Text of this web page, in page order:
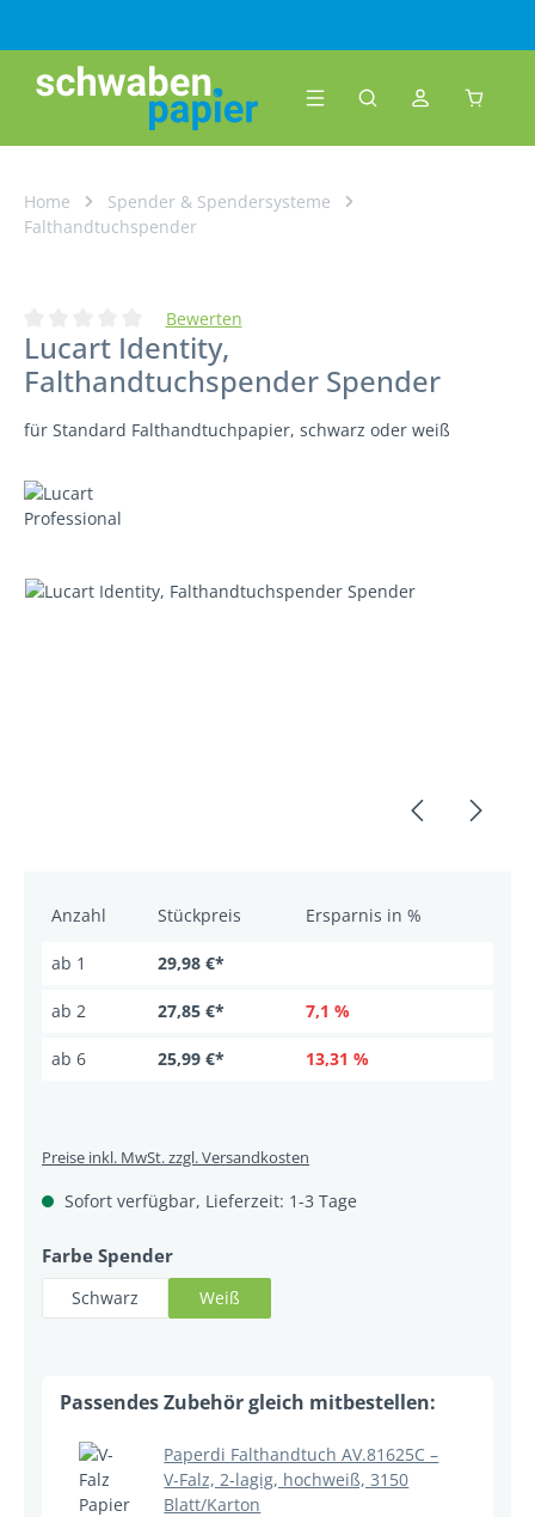
Home
Spender & Spendersysteme
Falthandtuchspender
Durchschnittliche Bewertung von 0 von 5 Sternen
Bewerten
Lucart Identity,
Falthandtuchspender Spender
für Standard Falthandtuchpapier, schwarz oder weiß
Bildergalerie überspringen
Anzahl Stückpreis Ersparnis in %
ab 1 29,98 €*
ab 2 27,85 €* 7,1 %
ab 6 25,99 €* 13,31 %
Preise inkl. MwSt. zzgl. Versandkosten
Sofort verfügbar, Lieferzeit: 1-3 Tage
Farbe Spenderauswählen
Schwarz Weiß
Paperdi Falthandtuch AV.81625C –
V-Falz, 2-lagig, hochweiß, 3150
Blatt/Karton